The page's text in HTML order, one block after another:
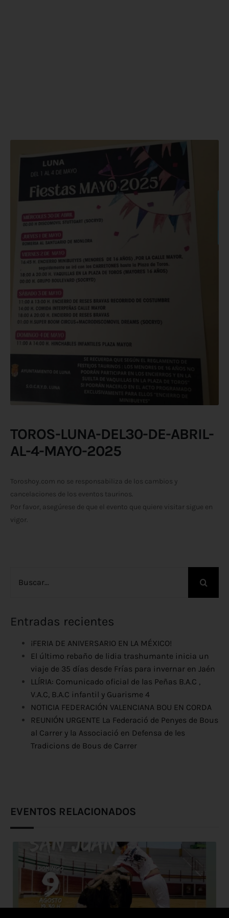
TOROS-LUNA-DEL30-DE-ABRIL-
AL-4-MAYO-2025
Toroshoy.com no se responsabiliza de los cambios y
cancelaciones de los eventos taurinos.
Por favor, asegúrese de que el evento que quiere visitar sigue en
vigor.
Entradas recientes
¡FERIA DE ANIVERSARIO EN LA MÉXICO!
El último rebaño de lidia trashumante inicia un
viaje de 35 días desde Frías para invernar en Jaén
LLÍRIA: Comunicado oficial de las Peñas B.A.C ,
V.A.C, B.A.C infantil y Guarisme 4
NOTICIA FEDERACIÓN VALENCIANA BOU EN CORDA
REUNIÓN URGENTE La Federació de Penyes de Bous
al Carrer y la Associació en Defensa de les
Tradicions de Bous de Carrer
EVENTOS RELACIONADOS